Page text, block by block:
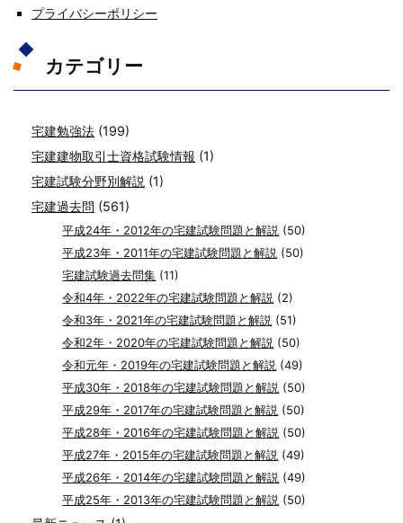
プライバシーポリシー
カテゴリー
宅建勉強法 (199)
宅建建物取引士資格試験情報 (1)
宅建試験分野別解説 (1)
宅建過去問 (561)
平成24年・2012年の宅建試験問題と解説 (50)
平成23年・2011年の宅建試験問題と解説 (50)
宅建試験過去問集 (11)
令和4年・2022年の宅建試験問題と解説 (2)
令和3年・2021年の宅建試験問題と解説 (51)
令和2年・2020年の宅建試験問題と解説 (50)
令和元年・2019年の宅建試験問題と解説 (49)
平成30年・2018年の宅建試験問題と解説 (50)
平成29年・2017年の宅建試験問題と解説 (50)
平成28年・2016年の宅建試験問題と解説 (50)
平成27年・2015年の宅建試験問題と解説 (49)
平成26年・2014年の宅建試験問題と解説 (49)
平成25年・2013年の宅建試験問題と解説 (50)